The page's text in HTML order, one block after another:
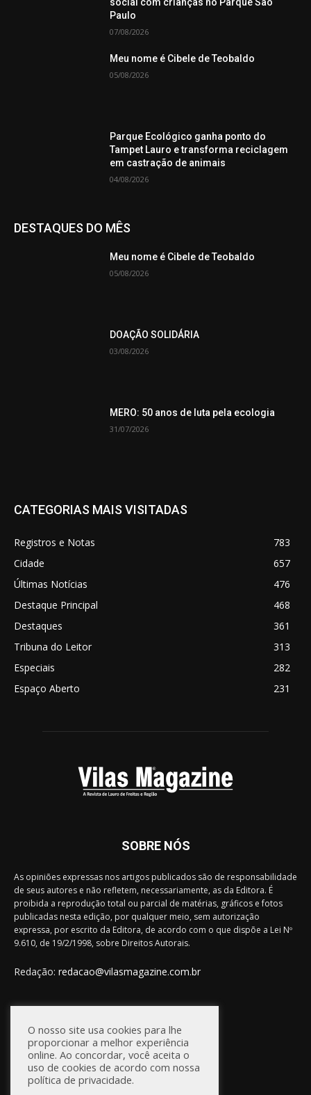
Paulo
07/08/2026
Meu nome é Cibele de Teobaldo
05/08/2026
Parque Ecológico ganha ponto do
Tampet Lauro e transforma reciclagem
em castração de animais
04/08/2026
DESTAQUES DO MÊS
Meu nome é Cibele de Teobaldo
05/08/2026
DOAÇÃO SOLIDÁRIA
03/08/2026
MERO: 50 anos de luta pela ecologia
31/07/2026
CATEGORIAS MAIS VISITADAS
Registros e Notas
783
Cidade
657
Últimas Notícias
476
Destaque Principal
468
Destaques
361
Tribuna do Leitor
313
Especiais
282
Espaço Aberto
231
SOBRE NÓS
As opiniões expressas nos artigos publicados são de responsabilidade
de seus autores e não refletem, necessariamente, as da Editora. É
proibida a reprodução total ou parcial de matérias, gráficos e fotos
publicadas nesta edição, por qualquer meio, sem autorização
expressa, por escrito da Editora, de acordo com o que dispõe a Lei Nº
9.610, de 19/2/1998, sobre Direitos Autorais.
Redação: redacao@vilasmagazine.com.br
FIQUE CONECTADO
O nosso site usa cookies para lhe
proporcionar a melhor experiência
online. Ao concordar, você aceita o
uso de cookies de acordo com nossa
política de privacidade.